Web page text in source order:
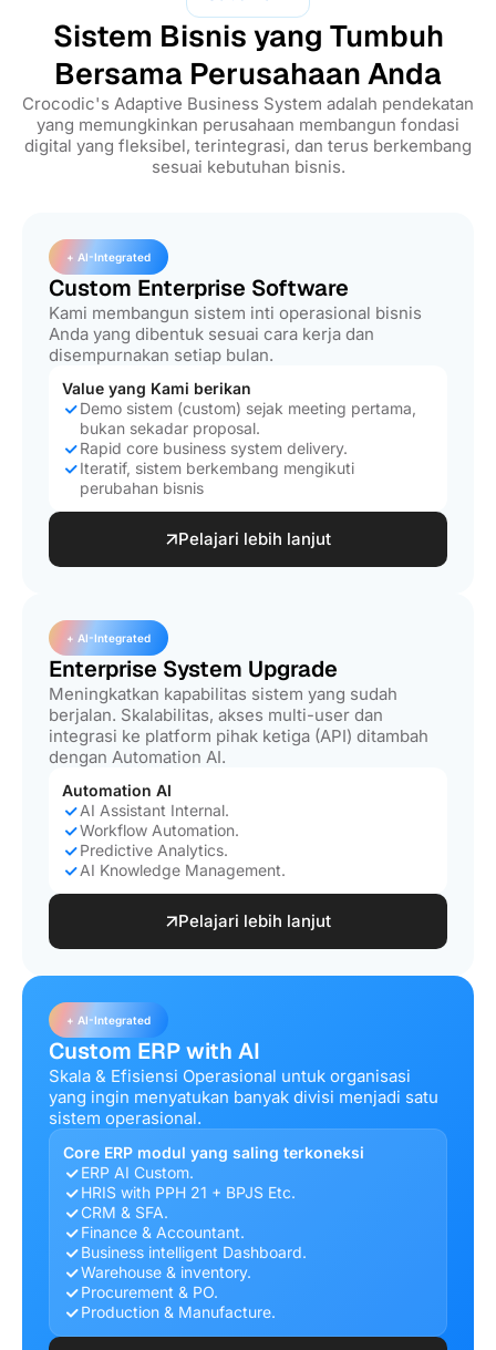
Sistem Bisnis yang Tumbuh
Bersama Perusahaan Anda
Crocodic's Adaptive Business System adalah pendekatan
yang memungkinkan perusahaan membangun fondasi
digital yang fleksibel, terintegrasi, dan terus berkembang
sesuai kebutuhan bisnis.
+ AI-Integrated
Custom Enterprise Software
Kami membangun sistem inti operasional bisnis
Anda yang dibentuk sesuai cara kerja dan
disempurnakan setiap bulan.
Value yang Kami berikan
Demo sistem (custom) sejak meeting pertama,
bukan sekadar proposal.
Rapid core business system delivery.
Iteratif, sistem berkembang mengikuti
perubahan bisnis
Pelajari lebih lanjut
+ AI-Integrated
Enterprise System Upgrade
Meningkatkan kapabilitas sistem yang sudah
berjalan. Skalabilitas, akses multi-user dan
integrasi ke platform pihak ketiga (API) ditambah
dengan Automation AI.
Automation AI
AI Assistant Internal.
Workflow Automation.
Predictive Analytics.
AI Knowledge Management.
Pelajari lebih lanjut
+ AI-Integrated
Custom ERP with AI
Skala & Efisiensi Operasional untuk organisasi
yang ingin menyatukan banyak divisi menjadi satu
sistem operasional.
Core ERP modul yang saling terkoneksi
ERP AI Custom.
HRIS with PPH 21 + BPJS Etc.
CRM & SFA.
Finance & Accountant.
Business intelligent Dashboard.
Warehouse & inventory.
Procurement & PO.
Production & Manufacture.